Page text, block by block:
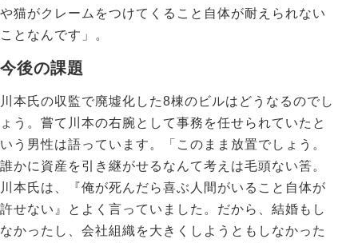
や猫がクレームをつけてくること自体が耐えられない
ことなんです」。
今後の課題
川本氏の収監で廃墟化した8棟のビルはどうなるのでし
ょう。嘗て川本の右腕として事務を任せられていたと
いう男性は語っています。「このまま放置でしょう。
誰かに資産を引き継がせるなんて考えは毛頭ない筈。
川本氏は、『俺が死んだら喜ぶ人間がいること自体が
許せない』とよく言っていました。だから、結婚もし
なかったし、会社組織を大きくしようともしなかった